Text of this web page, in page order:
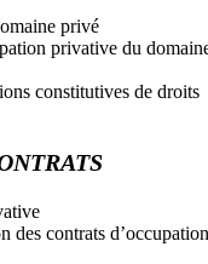
privé
privative du
constitutives de droits
des contrats d’occupation